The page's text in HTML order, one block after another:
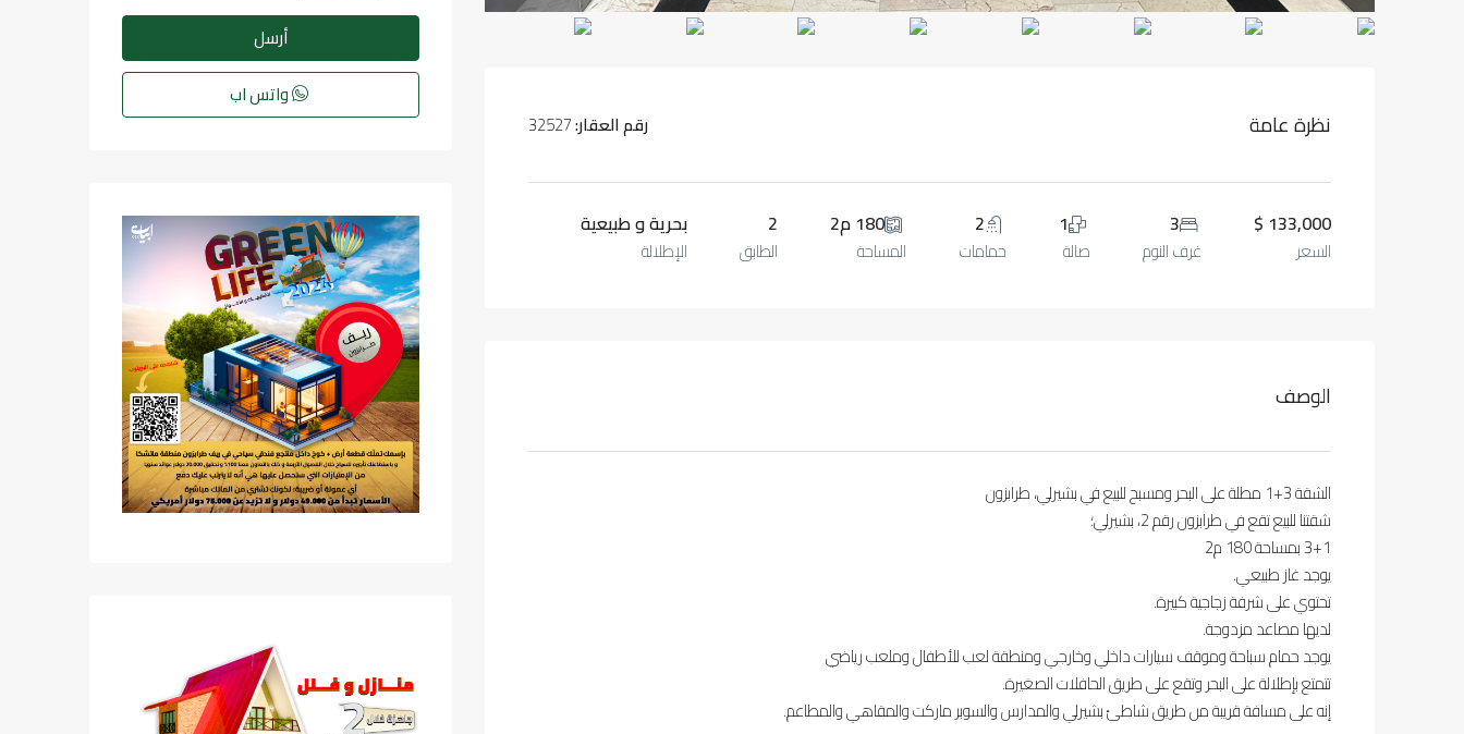
نظرة عامة رقم العقار:
133,000 $
السعر
3
غرف النوم
1
صالة
2
حمامات
180 م2
المساحة
2
الطابق
بحرية و طبيعية
الإطلالة
الوصف
الشقة 3+1 مطلة على البحر ومسبح للبيع في بشيرلي، طرابزون
شقتنا للبيع تقع في طرابزون رقم 2، بشيرلي؛
3+1 بمساحة 180 م2
يوجد غاز طبيعي.
تحتوي على شرفة زجاجية كبيرة.
لديها مصاعد مزدوجة.
يوجد حمام سباحة وموقف سيارات داخلي وخارجي ومنطقة لعب للأطفال وملعب رياضي
تتمتع بإطلالة على البحر وتقع على طريق الحافلات الصغيرة.
إنه على مسافة قريبة من طريق شاطئ بشيرلي والمدارس والسوبر ماركت والمقاهي والمطاعم.
أرسل
واتس اب